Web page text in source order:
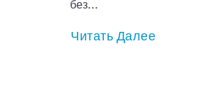
без...
Читать Далее